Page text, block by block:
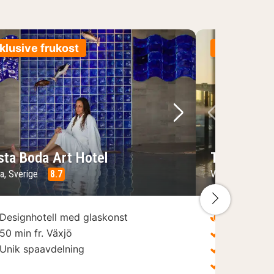
frukost
bild
Nästa bild
Boda Art Hotel
Sverige 8.7
Designhotell med glaskonst
50 min fr. Växjö
Unik spaavdelning
The
Västerås,
Nästa